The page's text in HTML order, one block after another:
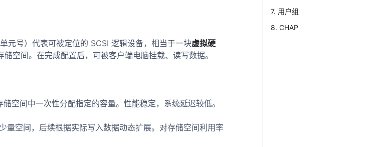
元号）代表可被定位的 SCSI 逻辑设备，相当于一块虚拟硬
空间。在完成配置后，可被客户端电脑挂载、读写数据。
空间中一次性分配指定的容量。性能稳定，系统延迟较低。
量空间，后续根据实际写入数据动态扩展。对存储空间利用率
7. 用户组
8. CHAP